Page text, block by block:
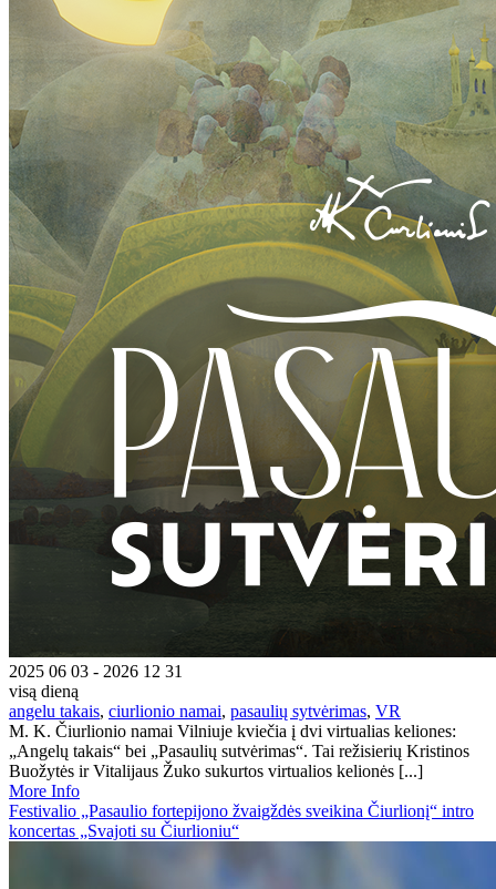
2025 06 03 - 2026 12 31
visą dieną
angelu takais, ciurlionio namai, pasaulių sytvėrimas, VR
M. K. Čiurlionio namai Vilniuje kviečia į dvi virtualias keliones:
„Angelų takais“ bei „Pasaulių sutvėrimas“. Tai režisierių Kristinos
Buožytės ir Vitalijaus Žuko sukurtos virtualios kelionės [...]
More Info
Festivalio „Pasaulio fortepijono žvaigždės sveikina Čiurlionį“ intro
koncertas „Svajoti su Čiurlioniu“